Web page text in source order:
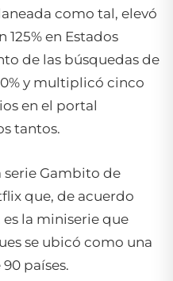
como tal, elevó
125% en Estados
de las búsquedas de
y multiplicó cinco
en el portal
tantos.
serie Gambito de
que, de acuerdo
la miniserie que
se ubicó como una
países.